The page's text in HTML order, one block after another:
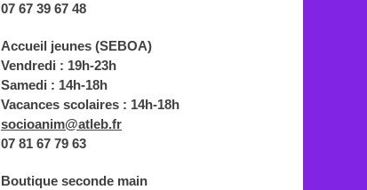
07 67 39 67 48
Accueil jeunes (SEBOA)
Vendredi : 19h-23h
Samedi : 14h-18h
Vacances scolaires : 14h-18h
socioanim@atleb.fr
07 81 67 79 63
Boutique seconde main